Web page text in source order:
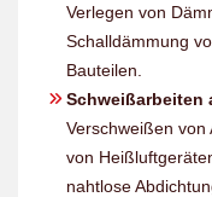
Verlegen von
Schalldämmung
Bauteilen.
Schweißarbeiten
Verschweißen
von
nahtlose